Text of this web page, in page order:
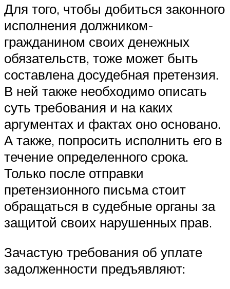
Для того, чтобы добиться законного
исполнения должником-
гражданином своих денежных
обязательств, тоже может быть
составлена досудебная претензия.
В ней также необходимо описать
суть требования и на каких
аргументах и фактах оно основано.
А также, попросить исполнить его в
течение определенного срока.
Только после отправки
претензионного письма стоит
обращаться в судебные органы за
защитой своих нарушенных прав.
Зачастую требования об уплате
задолженности предъявляют: